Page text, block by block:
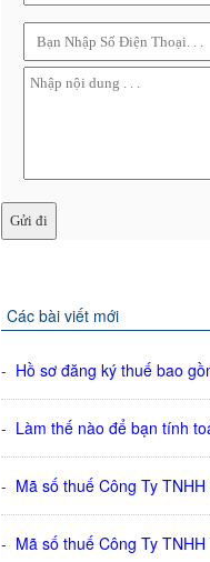
Các bài viết mới
- Hồ sơ đăng ký thuế bao
- Làm thế nào để bạn tính
- Mã số thuế Công Ty
- Mã số thuế Công Ty